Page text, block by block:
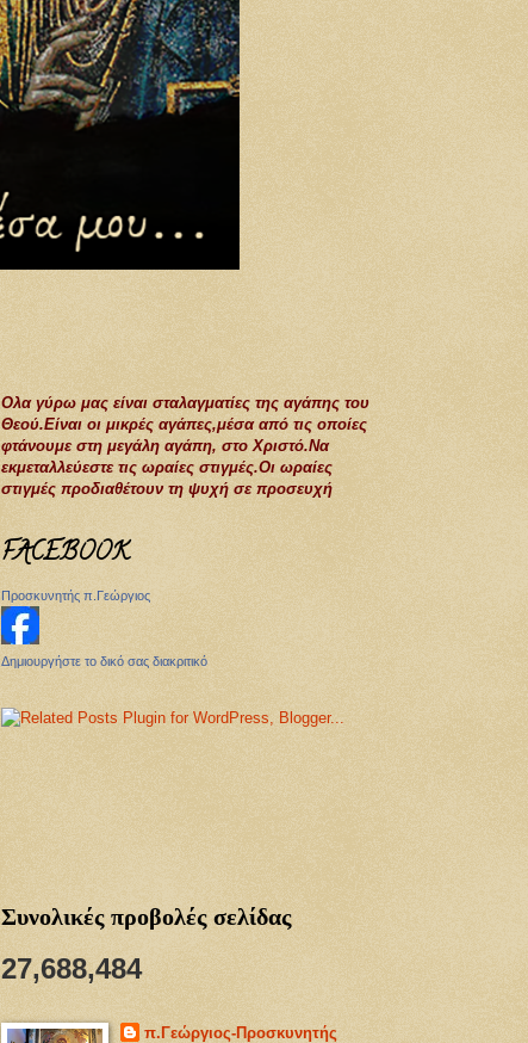
Ολα γύρω μας είναι σταλαγματίες της αγάπης του
Θεού.Είναι οι μικρές αγάπες,μέσα από τις οποίες
φτάνουμε στη μεγάλη αγάπη, στο Χριστό.Να
εκμεταλλεύεστε τις ωραίες στιγμές.Οι ωραίες
στιγμές προδιαθέτουν τη ψυχή σε προσευχή
FACEBOOK
Προσκυνητής π.Γεώργιος
Δημιουργήστε το δικό σας διακριτικό
Συνολικές προβολές σελίδας
27,688,484
π.Γεώργιος-Προσκυνητής